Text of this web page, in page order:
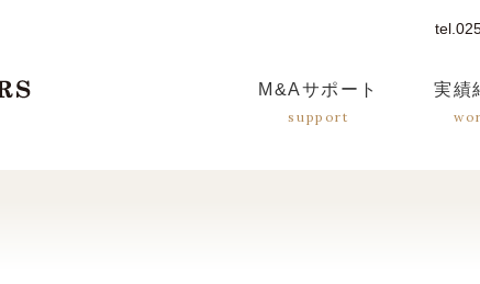
M&Aサポート
support
実績